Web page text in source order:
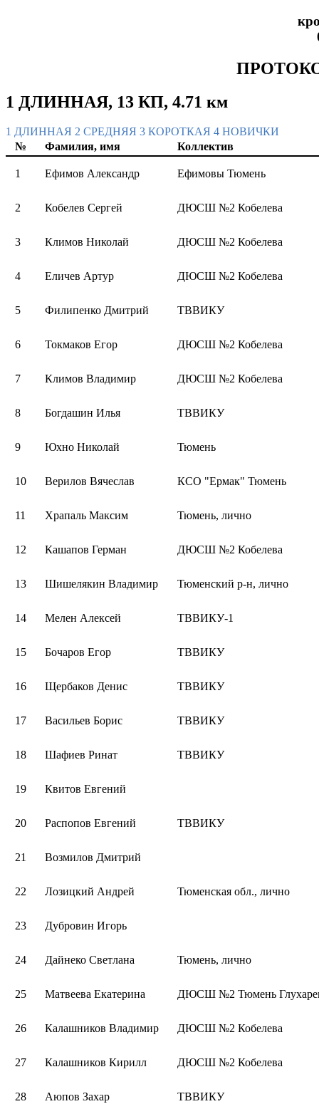
1 ДЛИННАЯ, 13 КП, 4.71 км
1 ДЛИННАЯ 2 СРЕДНЯЯ 3 КОРОТКАЯ 4 НОВИЧКИ
№
Фамилия, имя Коллектив
1 Ефимов Александр Ефимовы Тюмень
2 Кобелев Сергей ДЮСШ №2 Кобелева
3 Климов Николай ДЮСШ №2 Кобелева
4 Еличев Артур ДЮСШ №2 Кобелева
5 Филипенко Дмитрий ТВВИКУ
6 Токмаков Егор ДЮСШ №2 Кобелева
7 Климов Владимир ДЮСШ №2 Кобелева
8 Богдашин Илья ТВВИКУ
9 Юхно Николай Тюмень
10 Верилов Вячеслав КСО "Ермак" Тюмень
11 Храпаль Максим Тюмень, лично
12 Кашапов Герман ДЮСШ №2 Кобелева
13 Шишелякин Владимир Тюменский р-н, лично
14 Мелен Алексей ТВВИКУ-1
15 Бочаров Егор ТВВИКУ
16 Щербаков Денис ТВВИКУ
17 Васильев Борис ТВВИКУ
18 Шафиев Ринат ТВВИКУ
19 Квитов Евгений
20 Распопов Евгений ТВВИКУ
21 Возмилов Дмитрий
22 Лозицкий Андрей Тюменская обл., лично
23 Дубровин Игорь
24 Дайнеко Светлана Тюмень, лично
25 Матвеева Екатерина ДЮСШ №2 Тюмень
26 Калашников Владимир ДЮСШ №2 Кобелева
27 Калашников Кирилл ДЮСШ №2 Кобелева
28 Аюпов Захар ТВВИКУ